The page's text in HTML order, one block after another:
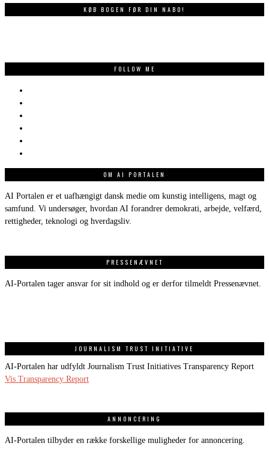
KØB BOGEN FØR DIN NABO!
FOLLOW ME
OM AI PORTALEN
AI Portalen er et uafhængigt dansk medie om kunstig intelligens, magt og
samfund. Vi undersøger, hvordan AI forandrer demokrati, arbejde, velfærd,
rettigheder, teknologi og hverdagsliv.
PRESSENÆVNET
AI-Portalen tager ansvar for sit indhold og er derfor tilmeldt Pressenævnet.
JOURNALISM TRUST INITIATIVE
AI-Portalen har udfyldt Journalism Trust Initiatives Transparency Report
Vis Transparency Report
ANNONCERING
AI-Portalen tilbyder en række forskellige muligheder for annoncering.